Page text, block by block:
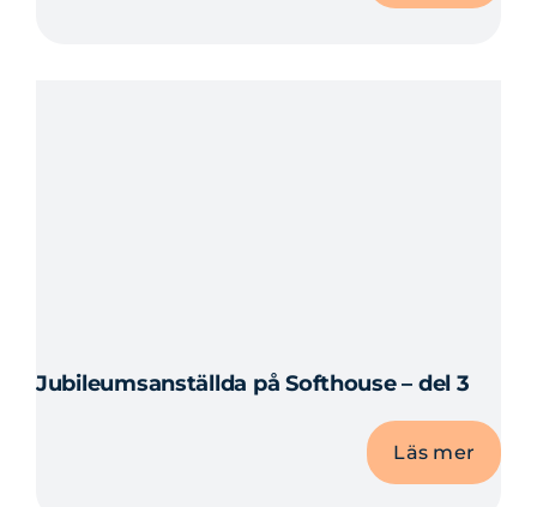
Jubileumsanställda på Softhouse – del 3
Läs mer